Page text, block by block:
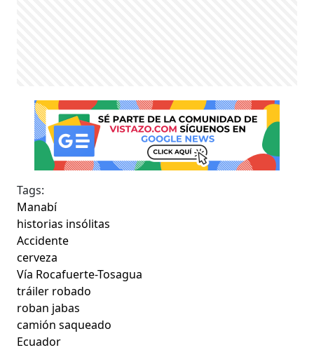
Tags:
Manabí
historias insólitas
Accidente
cerveza
Vía Rocafuerte-Tosagua
tráiler robado
roban jabas
camión saqueado
Ecuador